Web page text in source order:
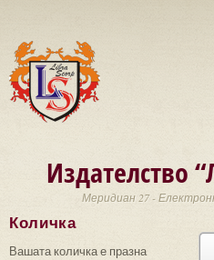
Издателство
Меридиан 27 -
Количка
Вашата количка е празна